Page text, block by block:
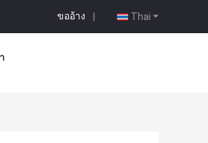
Thai
ขออ้าง |